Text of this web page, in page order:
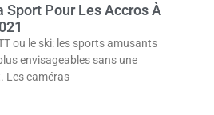
Pour Les Accros À
ou le ski: les sports amusants
envisageables sans une
Les caméras